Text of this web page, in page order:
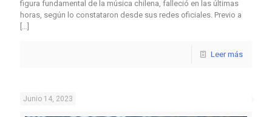
figura fundamental de la música chilena, falleció en las últimas
horas, según lo constataron desde sus redes oficiales. Previo a
[…]
Leer más
Junio 14, 2023